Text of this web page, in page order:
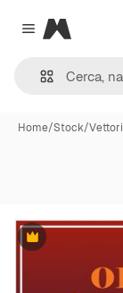
Close menu
Magnific
Home/Stock/Vettori
Premium